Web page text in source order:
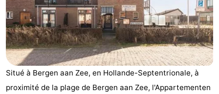
Schoorl
la
nuit
Appartements
-
De
Graaf
-
Landgoed
Campings
Situé à Bergen aan Zee, en Hollande-Septentrionale, à
proximité de la plage de Bergen aan Zee, l'Appartementen